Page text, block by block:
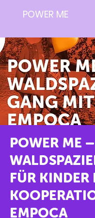
POWER ME
POWER ME –
FÜR KINDER
EMPOCA